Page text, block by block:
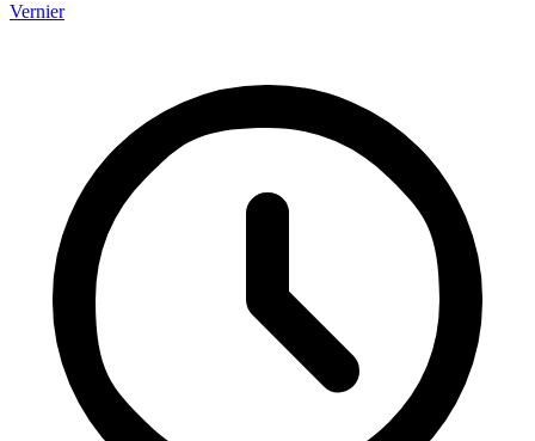
Vernier